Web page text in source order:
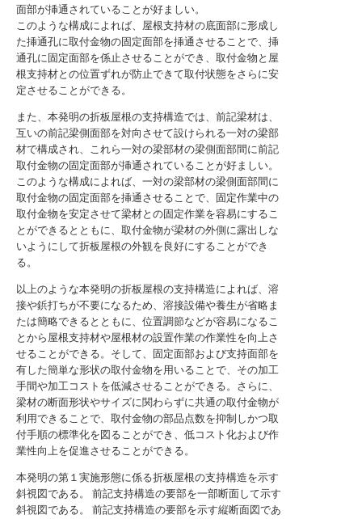
面部が挿通されていることが好ましい。
このような構成によれば、屋根支持材の底面部に形成し
た挿通孔に取付金物の固定面部を挿通させることで、挿
通孔に固定面部を係止させることができ、取付金物と屋
根支持材との位置ずれが防止できて取付状態をさらに安
定させることができる。
また、本発明の折板屋根の支持構造では、前記梁材は、
互いの前記梁側面部を対向させて設けられる一対の梁部
材で構成され、これら一対の梁部材の梁側面部間に前記
取付金物の固定面部が挿通されていることが好ましい。
このような構成によれば、一対の梁部材の梁側面部間に
取付金物の固定面部を挿通させることで、固定作業中の
取付金物を安定させて梁材との固定作業を容易にするこ
とができるとともに、取付金物が梁材の外側に露出しな
いようにして折板屋根の外観を良好にすることができ
る。
以上のような本発明の折板屋根の支持構造によれば、溶
接や鋲打ちが不要になるため、溶接設備や養生が省略ま
たは簡略できるとともに、位置調節などが容易になるこ
とから屋根支持材や屋根材の設置作業の作業性を向上さ
せることができる。そして、固定面部および支持面部を
有した簡単な形状の取付金物を用いることで、その加工
手間や加工コストを低減させることができる。さらに、
梁材の断面形状やサイズに関わらずに共通の取付金物が
利用できることで、取付金物の部品点数を抑制しかつ取
付手順の標準化を図ることができ、低コスト化および作
業性向上を促進させることができる。
本発明の第１実施形態に係る折板屋根の支持構造を示す
斜視図である。
前記支持構造の要部を一部断面して示す
斜視図である。
前記支持構造の要部を示す縦断面図であ